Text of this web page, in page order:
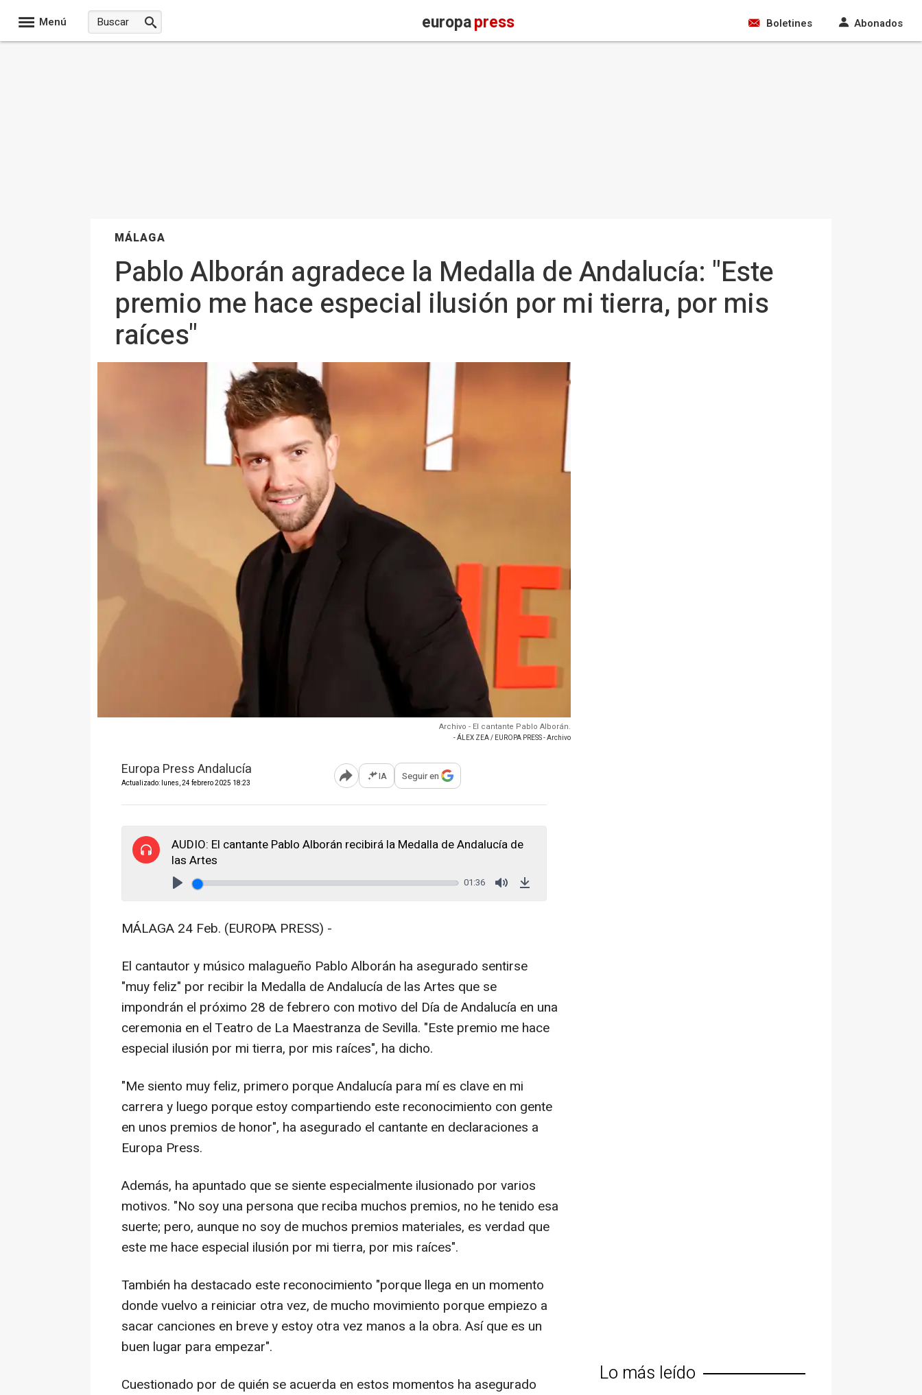
Menú europapress Boletines Abonados
MÁLAGA
Pablo Alborán agradece la Medalla de Andalucía: "Este
premio me hace especial ilusión por mi tierra, por mis
raíces"
Archivo - El cantante Pablo Alborán.
- ÁLEX ZEA / EUROPA PRESS - Archivo
Europa Press Andalucía
Actualizado: lunes, 24 febrero 2025 18:23 Abrir opciones para compartir
IA Seguir en
AUDIO: El cantante Pablo Alborán recibirá la Medalla de Andalucía de
las Artes
01:36
MÁLAGA 24 Feb. (EUROPA PRESS) -
El cantautor y músico malagueño Pablo Alborán ha asegurado sentirse
"muy feliz" por recibir la Medalla de Andalucía de las Artes que se
impondrán el próximo 28 de febrero con motivo del Día de Andalucía en una
ceremonia en el Teatro de La Maestranza de Sevilla. "Este premio me hace
especial ilusión por mi tierra, por mis raíces", ha dicho.
"Me siento muy feliz, primero porque Andalucía para mí es clave en mi
carrera y luego porque estoy compartiendo este reconocimiento con gente
en unos premios de honor", ha asegurado el cantante en declaraciones a
Europa Press.
Además, ha apuntado que se siente especialmente ilusionado por varios
motivos. "No soy una persona que reciba muchos premios, no he tenido esa
suerte; pero, aunque no soy de muchos premios materiales, es verdad que
este me hace especial ilusión por mi tierra, por mis raíces".
También ha destacado este reconocimiento "porque llega en un momento
donde vuelvo a reiniciar otra vez, de mucho movimiento porque empiezo a
sacar canciones en breve y estoy otra vez manos a la obra. Así que es un
buen lugar para empezar".
Cuestionado por de quién se acuerda en estos momentos ha asegurado
Lo más leído